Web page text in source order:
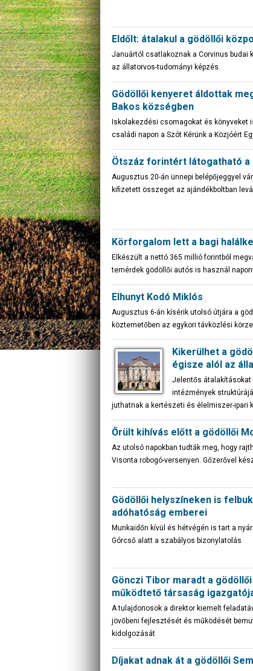
Eldőlt: átalakul a gödöllői
Januártól csatlakoznak a Corvinus budai
az állatorvos-tudományi képzés
Gödöllői kenyeret áldottak
Bakos községben
Iskolakezdési csomagokat és könyveket
családi napon a Szót Kérünk a Közjóért
Ötszáz forintért látogatható a
Augusztus 20-án ünnepi belépőjeggyel
kifizetett összeget az ajándékboltban
Körforgalom lett a bagi
Elkészült a nettó 365 millió forintból
temérdek gödöllői autós is használ
Elhunyt Kodó Miklós
Augusztus 6-án kísérik utolsó útjára a
köztemetőben az egykori távközlési
Kikerülhet a
égisze alól az
Jelentős
intézmények
juthatnak a kertészeti és élelmiszer-ipari
Őrült kihívás előtt a gödöllői
Az utolsó napokban tudták meg, hogy
Visonta robogó-versenyen. Gőzerővel
Gödöllői helyszíneken is
adóhatóság emberei
Munkaidőn kívül és hétvégén is tart a
Górcső alatt a szabályos bizonylatolás
Gönczi Tibor maradt a
működtető társaság
A tulajdonosok a direktor kiemelt
jövőbeni fejlesztését és működését
kidolgozását
Díjakat adnak át a gödöllői